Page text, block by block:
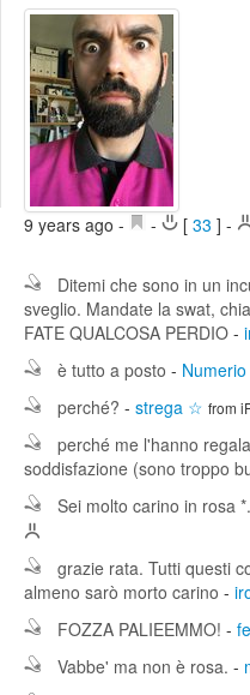
:LISTS
Edit
:ROOMS
Edit
Search
9 years ago - - [ 33 ] -
Ditemi che sono in un
sveglio. Mandate la swat,
FATE QUALCOSA PERDIO -
è tutto a posto -
perché? - strega ☆ from
perché me l'hanno
soddisfazione (sono troppo
Sei molto carino in rosa
grazie rata. Tutti questi
almeno sarò morto carino -
FOZZA PALIEEMMO! -
Vabbe' ma non è rosa. -